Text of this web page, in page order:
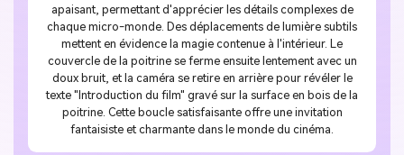
apaisant, permettant d'apprécier les détails complexes de
chaque micro-monde. Des déplacements de lumière subtils
mettent en évidence la magie contenue à l'intérieur. Le
couvercle de la poitrine se ferme ensuite lentement avec un
doux bruit, et la caméra se retire en arrière pour révéler le
texte "Introduction du film" gravé sur la surface en bois de la
poitrine. Cette boucle satisfaisante offre une invitation
fantaisiste et charmante dans le monde du cinéma.